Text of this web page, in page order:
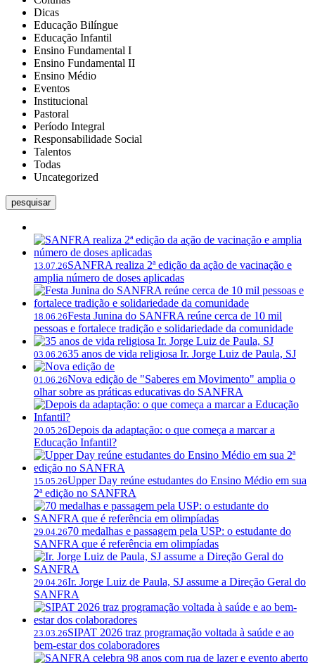
Dicas
Educação Bilíngue
Educação Infantil
Ensino Fundamental I
Ensino Fundamental II
Ensino Médio
Eventos
Institucional
Pastoral
Período Integral
Responsabilidade Social
Talentos
Todas
Uncategorized
pesquisar
13.07.26SANFRA realiza 2ª edição da ação de vacinação e
amplia número de doses aplicadas
18.06.26Festa Junina do SANFRA reúne cerca de 10 mil
pessoas e fortalece tradição e solidariedade da comunidade
03.06.2635 anos de vida religiosa Ir. Jorge Luiz de Paula, SJ
01.06.26Nova edição de "Saberes em Movimento" amplia o
olhar sobre as práticas educativas do SANFRA
20.05.26Depois da adaptação: o que começa a marcar a
Educação Infantil?
15.05.26Upper Day reúne estudantes do Ensino Médio em sua
2ª edição no SANFRA
29.04.2670 medalhas e passagem pela USP: o estudante do
SANFRA que é referência em olimpíadas
29.04.26Ir. Jorge Luiz de Paula, SJ assume a Direção Geral do
SANFRA
23.03.26SIPAT 2026 traz programação voltada à saúde e ao
bem-estar dos colaboradores